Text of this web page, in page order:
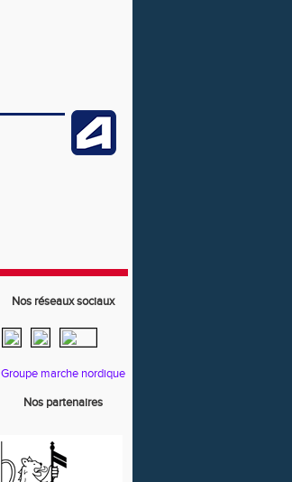
Nos réseaux sociaux
Groupe marche nordique
Nos partenaires